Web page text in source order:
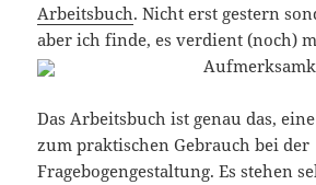
Arbeitsbuch. Nicht erst gestern
aber ich finde, es verdient (noch)
Das Arbeitsbuch ist genau das,
zum praktischen Gebrauch bei der
Fragebogengestaltung. Es stehen